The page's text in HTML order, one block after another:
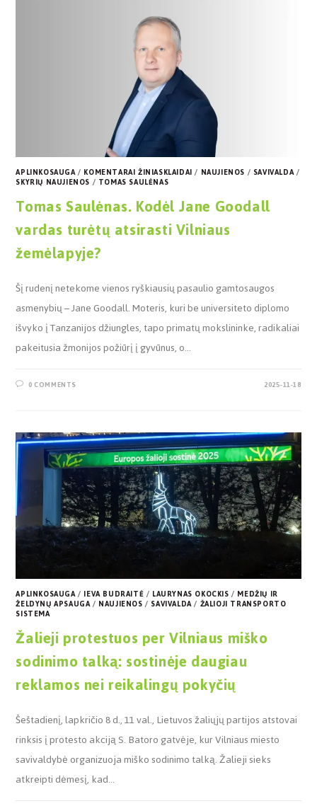
APLINKOSAUGA/ KOMENTARAI ŽINIASKLAIDAI/ NAUJIENOS/ SAVIVALDA/
SKYRIŲ NAUJIENOS/ TOMAS SAULĖNAS
Tomas Saulėnas. Kodėl Jane Goodall
vardas turėtų atsirasti Vilniaus
žemėlapyje?
Šį rudenį netekome vienos ryškiausių pasaulio gamtosaugos
asmenybių – Jane Goodall. Moteris, kuri be universiteto diplomo
išvyko į Tanzanijos džiungles, tapo primatų mokslininke, radikaliai
pakeitusia žmonijos požiūrį į gyvūnus, o…
0 COMMENTS 2025-11-18
APLINKOSAUGA/ IEVA BUDRAITĖ/ LAURYNAS OKOCKIS/ MEDŽIŲ IR
ŽELDYNŲ APSAUGA/ NAUJIENOS/ SAVIVALDA/ ŽALIOJI TRANSPORTO
SISTEMA
Žalieji protestuos per Vilniaus miško
sodinimo talką: sostinėje daugiau
reklamos nei reikalingų pokyčių
Šeštadienį, lapkričio 8 d., 11 val., Lietuvos žaliųjų partijos atstovai
rinksis į protesto akciją S. Batoro gatvėje, kur Vilniaus miesto
savivaldybė organizuoja miško sodinimo talką. Žalieji sieks
atkreipti dėmesį, kad…